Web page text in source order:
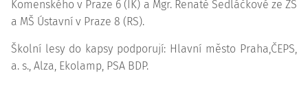
Komenského v Praze 6 (IK) a Mgr. Renatě Sedláčkové ze ZŠ
a MŠ Ústavní v Praze 8 (RS).
Školní lesy do kapsy podporují: Hlavní město Praha,ČEPS,
a. s., Alza, Ekolamp, PSA BDP.